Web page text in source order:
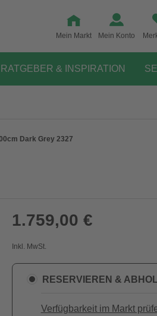
Mein Markt Mein Konto
RATGEBER & INSPIRATION
Dark Grey 2327
1.759,00 €
Inkl. MwSt.
RESERVIEREN &
Verfügbarkeit im Markt